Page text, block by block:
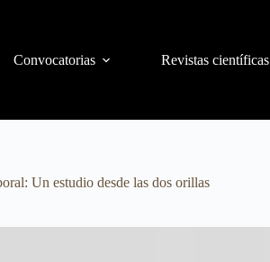
Convocatorias Revistas científicas
Un estudio desde las dos orillas